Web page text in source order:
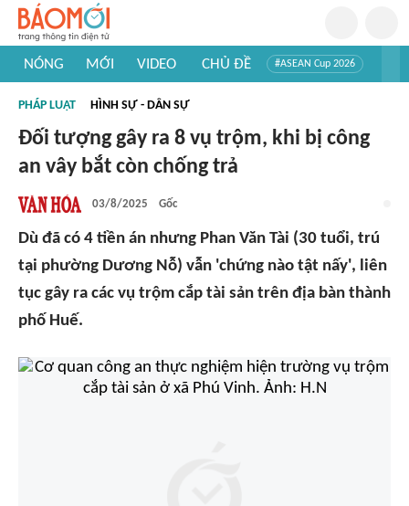
NÓNG MỚI VIDEO CHỦ ĐỀ #ASEAN Cup 2026
#Khám phá thế giới
PHÁP LUẬT HÌNH SỰ - DÂN SỰ
Đối tượng gây ra 8 vụ trộm, khi bị công
an vây bắt còn chống trả
03/8/2025 Gốc
Dù đã có 4 tiền án nhưng Phan Văn Tài (30 tuổi, trú
tại phường Dương Nỗ) vẫn 'chứng nào tật nấy', liên
tục gây ra các vụ trộm cắp tài sản trên địa bàn thành
phố Huế.